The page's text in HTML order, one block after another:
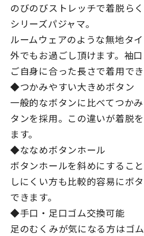
のびのびストレッチで着脱ら
シリーズパジャマ。
ルームウェアのような無地タ
外でもお過ごし頂けます。袖
ご自身に合った長さで着用でき
◆つかみやすい大きめボタン
一般的なボタンに比べてつか
タンを採用。この違いが着脱
ます。
◆ななめボタンホール
ボタンホールを斜めにするこ
しにくい方も比較的容易にボ
できます。
◆手口・足口ゴム交換可能
足のむくみが気になる方はゴ